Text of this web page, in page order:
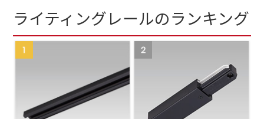
ライティングレールのランキング